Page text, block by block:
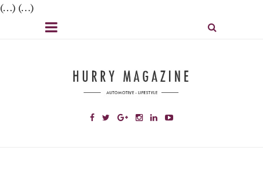
(…) (…)